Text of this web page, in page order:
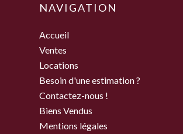
NAVIGATION
Accueil
Ventes
Locations
Besoin d'une estimation ?
Contactez-nous !
Biens Vendus
Mentions légales